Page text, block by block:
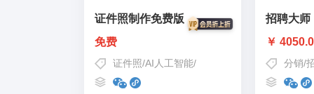
证件照制作免费版
免费
证件照/AI人工智能/
招聘大师
￥
分销/